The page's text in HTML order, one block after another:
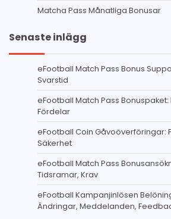
Matcha Pass Månatliga Bonusar
Senaste inlägg
eFootball Match Pass Bonus
Svarstid
eFootball Match Pass Bonuspaket:
Fördelar
eFootball Coin Gåvoöverföringar:
Säkerhet
eFootball Match Pass
Tidsramar, Krav
eFootball Kampanjinlösen
Ändringar, Meddelanden,